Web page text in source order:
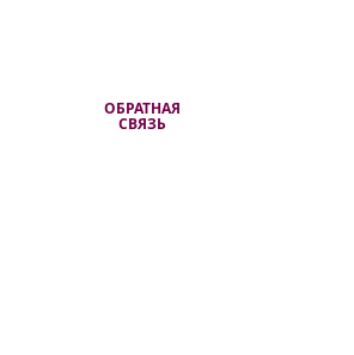
ОБРАТНАЯ
СВЯЗЬ